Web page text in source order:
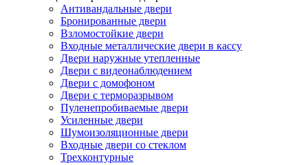
Антивандальные двери
Бронированные двери
Взломостойкие двери
Входные металлические двери в кассу
Двери наружные утепленные
Двери с видеонаблюдением
Двери с домофоном
Двери с терморазрывом
Пуленепробиваемые двери
Усиленные двери
Шумоизоляционные двери
Входные двери со стеклом
Трехконтурные